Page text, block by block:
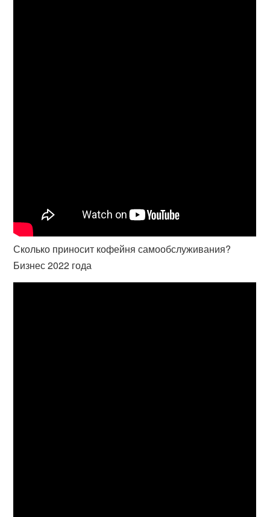
Сколько приносит кофейня самообслуживания?
Бизнес 2022 года